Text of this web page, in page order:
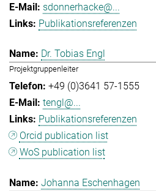
sdonnerhacke@...
Publikationsreferenzen
Dr. Tobias Engl
Projektgruppenleiter
+49 (0)3641 57-1555
tengl@...
Publikationsreferenzen
Orcid publication list
WoS publication list
Johanna Eschenhagen